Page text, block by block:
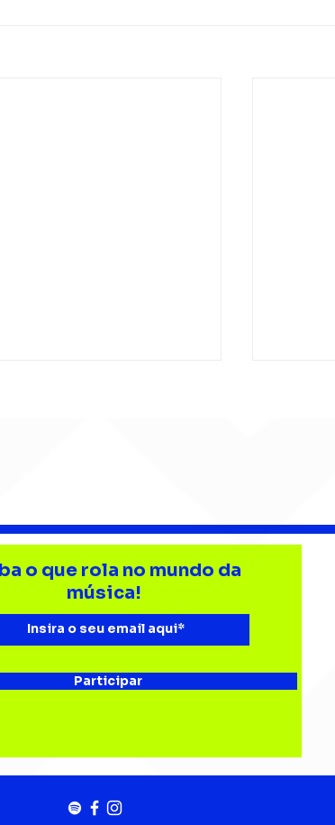
Vermelho reúne
em Ribeirão Preto
Bebé
o que rola no mundo da
música!
Participar